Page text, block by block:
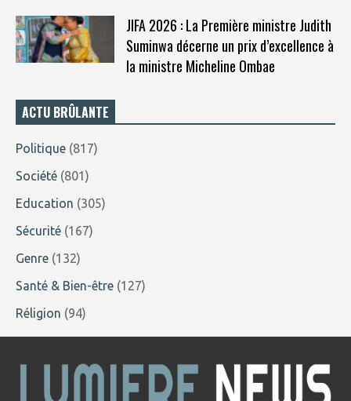
JIFA 2026 : La Première ministre Judith
Suminwa décerne un prix d’excellence à
la ministre Micheline Ombae
ACTU BRÛLANTE
Politique (817)
Société (801)
Education (305)
Sécurité (167)
Genre (132)
Santé & Bien-être (127)
Réligion (94)